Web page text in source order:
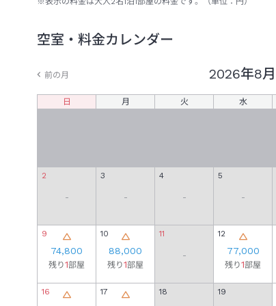
空室・料金カレンダー
2026年8月
日 月 火 水
2
-
3
-
4
-
5
-
9
74,800
残り1部屋
10
88,000
残り1部屋
11
-
12
77,000
残り1部屋
16 17 18 19
前の月